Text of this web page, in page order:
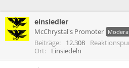
t
e
l
e
t
e
l
l
t
einsiedler
McChrystal's Promoter
Beiträge 12.308
Ort
Einsiedeln